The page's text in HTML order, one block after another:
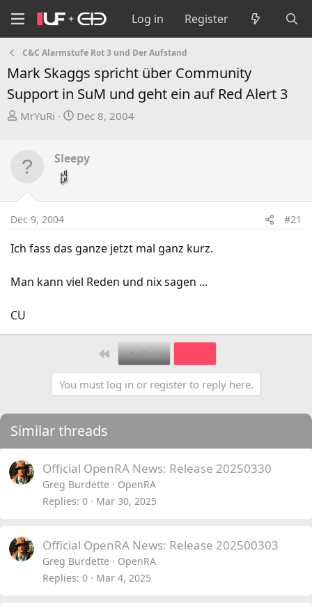
Log in Register
C&C Alarmstufe Rot 3 und Der Aufstand
Mark Skaggs spricht über Community
Support in SuM und geht ein auf Red Alert 3
T
e
d
t
r
e
MrYuRi
S
r
Dec 8, 2004
Sleepy
Dec 9, 2004 #21
Ich fass das ganze jetzt mal ganz kurz.
Man kann viel Reden und nix sagen ...
CU
First Prev
You must log in or register to reply here.
Similar threads
Official OpenRA News: Release 20250330
Greg Burdette
OpenRA
Replies 0 Mar 30, 2025
Official OpenRA News: Release 202500303
Greg Burdette
OpenRA
Replies 0 Mar 4, 2025